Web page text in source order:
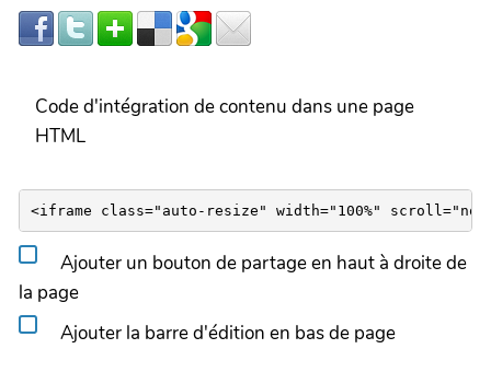
Code d'intégration de contenu dans une page
HTML
Ajouter un bouton de partage en haut à droite de
la page
Ajouter la barre d'édition en bas de page